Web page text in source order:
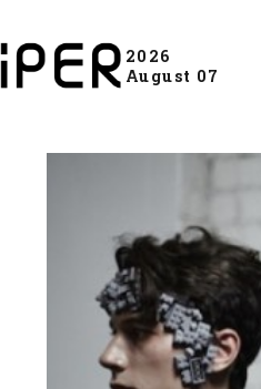
2026
August 07